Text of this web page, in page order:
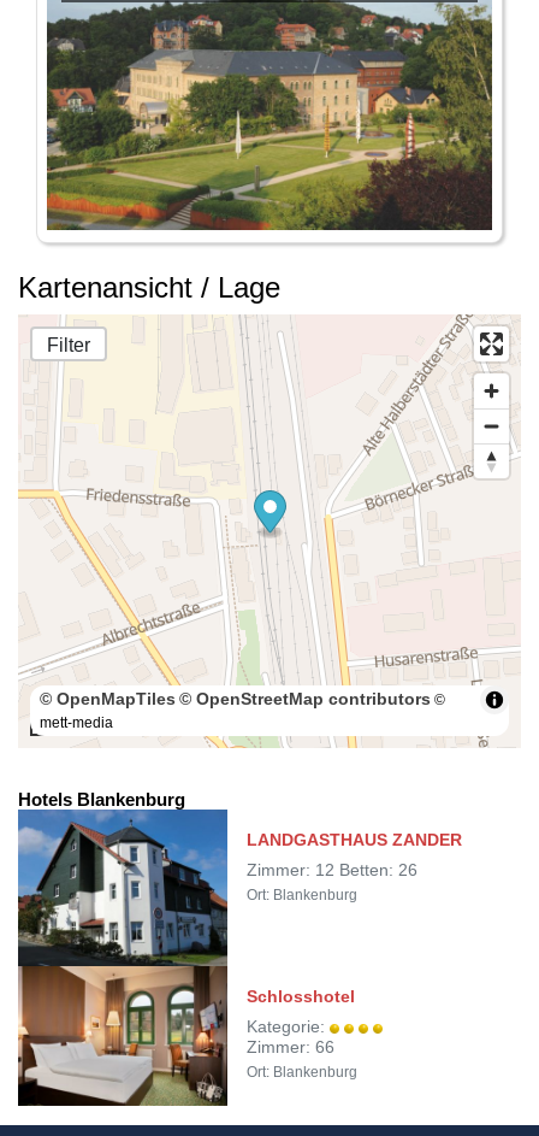
Kartenansicht / Lage
Filter
100 m
© OpenMapTiles © OpenStreetMap contributors ©
mett-media
Hotels Blankenburg
LANDGASTHAUS ZANDER
Zimmer: 12 Betten: 26
Ort: Blankenburg
Schlosshotel
Kategorie:
Zimmer: 66
Ort: Blankenburg